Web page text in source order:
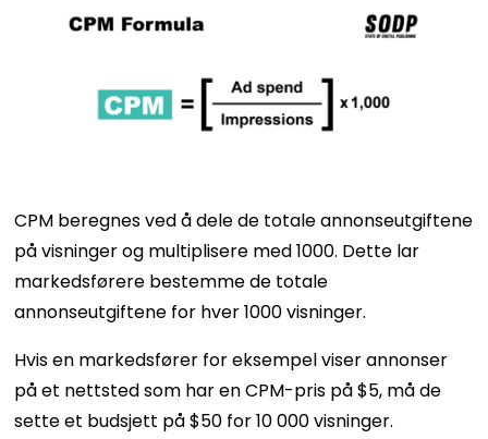
CPM beregnes ved å dele de totale annonseutgiftene
på visninger og multiplisere med 1000. Dette lar
markedsførere bestemme de totale
annonseutgiftene for hver 1000 visninger.
Hvis en markedsfører for eksempel viser annonser
på et nettsted som har en CPM-pris på $5, må de
sette et budsjett på $50 for 10 000 visninger.